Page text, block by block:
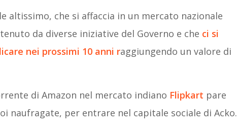
altissimo, che si affaccia in un mercato nazionale
da diverse iniziative del Governo e che ci si
nei prossimi 10 anni raggiungendo un valore di
di Amazon nel mercato indiano Flipkart pare
naufragate, per entrare nel capitale sociale di Acko.